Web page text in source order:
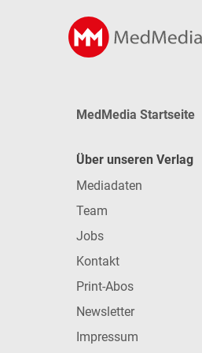
MedMedia Startseite
Über unseren Verlag
Mediadaten
Team
Jobs
Kontakt
Print-Abos
Newsletter
Impressum